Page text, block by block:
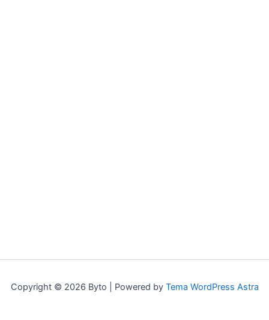
Copyright © 2026 Byto | Powered by Tema WordPress Astra